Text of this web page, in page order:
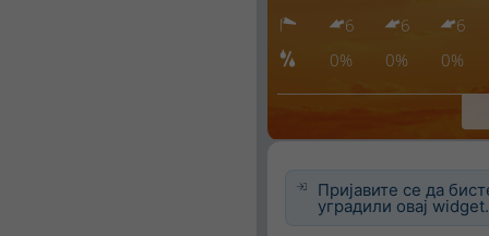
Пријавите се да
уградили овај widget.